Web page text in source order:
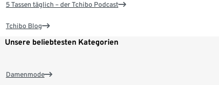
5 Tassen täglich – der Tchibo Podcast
Tchibo Blog
Unsere beliebtesten Kategorien
Damenmode